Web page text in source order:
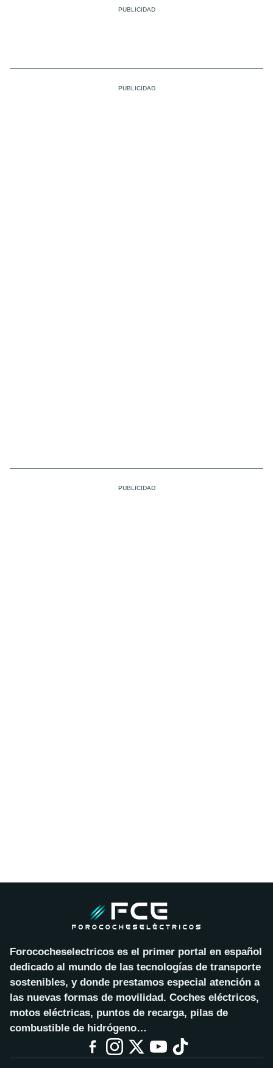
Forococheselectricos es el primer portal en español
dedicado al mundo de las tecnologías de transporte
sostenibles, y donde prestamos especial atención a
las nuevas formas de movilidad. Coches eléctricos,
motos eléctricas, puntos de recarga, pilas de
combustible de hidrógeno…